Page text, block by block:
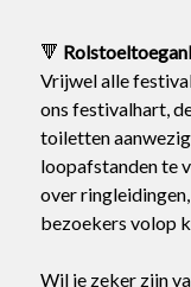
🔻
Vrijwel alle
ons festivalhart,
toiletten
loopafstanden te
over
bezoekers volop
Wil je zeker zijn